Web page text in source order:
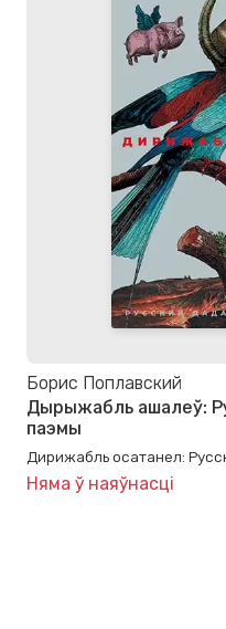
Борис Поплавский
Дырыжабль ашалеў:
паэмы
Дирижабль осатанел:
Няма ў наяўнасці